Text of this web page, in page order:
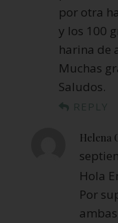
por otra
y los 100
harina de
Muchas
Saludos.
REPLY
Helena
Hola
Por